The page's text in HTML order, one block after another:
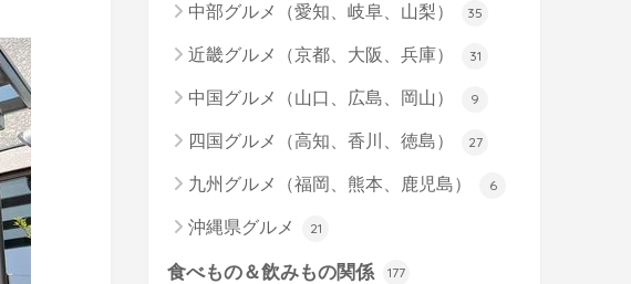
中部グルメ（愛知、岐阜、山梨） 35
近畿グルメ（京都、大阪、兵庫） 31
中国グルメ（山口、広島、岡山） 9
四国グルメ（高知、香川、徳島） 27
九州グルメ（福岡、熊本、鹿児島） 6
沖縄県グルメ 21
食べもの＆飲みもの関係 177